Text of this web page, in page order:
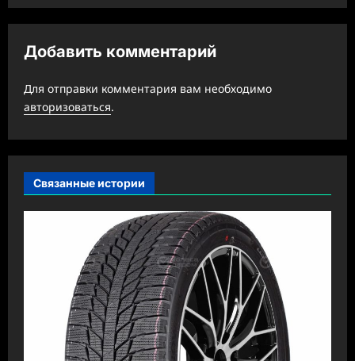
я
з
а
п
и
Добавить комментарий
Для отправки комментария вам необходимо
авторизоваться.
Связанные истории